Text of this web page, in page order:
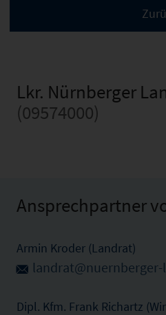
Lkr. Nürnberger
(09574000)
Ansprechpartner
Armin Kroder (Landrat)
Dipl. Kfm. Frank Richartz